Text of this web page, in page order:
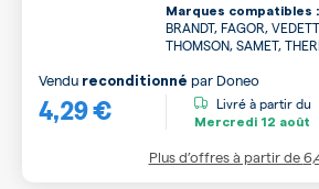
Marques compatibles :
BRANDT, FAGOR,
THOMSON, SAMET,
4,29 €
Vendu reconditionné par Doneo
Livré à partir du
Mercredi 12 août
Plus d’offres à partir de